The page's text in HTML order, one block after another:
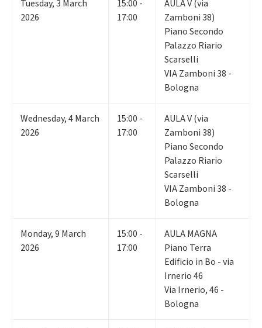
Tuesday,3 March
2026
15:00 -
17:00
AULA V (via
Zamboni 38)
Piano Secondo
Palazzo Riario
Scarselli
VIA Zamboni 38 -
Bologna
Wednesday,4March
2026
15:00 -
17:00
AULA V (via
Zamboni 38)
Piano Secondo
Palazzo Riario
Scarselli
VIA Zamboni 38 -
Bologna
Monday,9 March
2026
15:00 -
17:00
AULA MAGNA
Piano Terra
Edificio in Bo - via
Irnerio 46
Via Irnerio, 46 -
Bologna